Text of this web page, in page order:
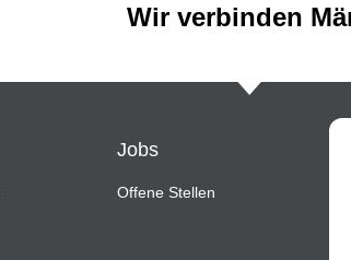
Wir verbinden
Jobs
Offene Stellen